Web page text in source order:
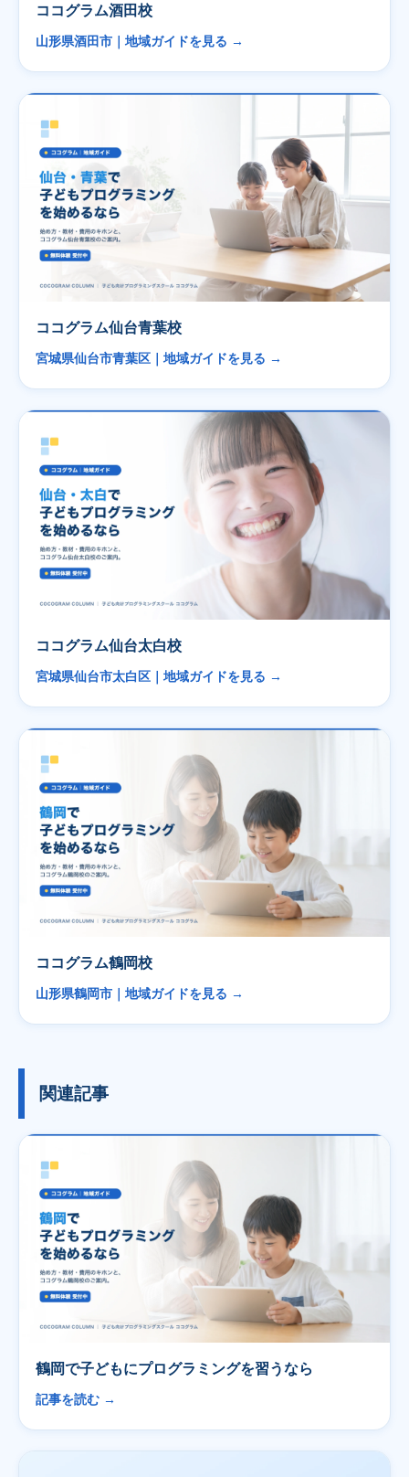
ココグラム酒田校
山形県酒田市｜地域ガイドを見る →
ココグラム仙台青葉校
宮城県仙台市青葉区｜地域ガイドを見る →
ココグラム仙台太白校
宮城県仙台市太白区｜地域ガイドを見る →
ココグラム鶴岡校
山形県鶴岡市｜地域ガイドを見る →
関連記事
鶴岡で子どもにプログラミングを習うなら
記事を読む →